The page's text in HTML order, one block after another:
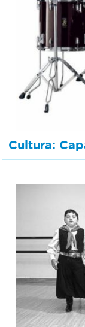
Cultura: